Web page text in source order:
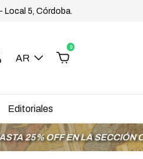
Local 5, Córdoba.
AR
0
Editoriales
OFF EN LA SECCIÓN